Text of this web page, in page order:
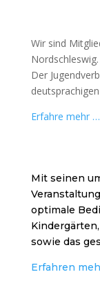
Wir sind
Nordschleswig.
Der
Erfahre mehr …
Mit seinen
optimale
sowie das
Erfahren